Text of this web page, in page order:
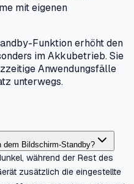
mit eigenen
Funktion erhöht den
im Akkubetrieb. Sie
Anwendungsfälle
unterwegs.
dem Bildschirm-Standby?
während der Rest des
zusätzlich die eingestellte